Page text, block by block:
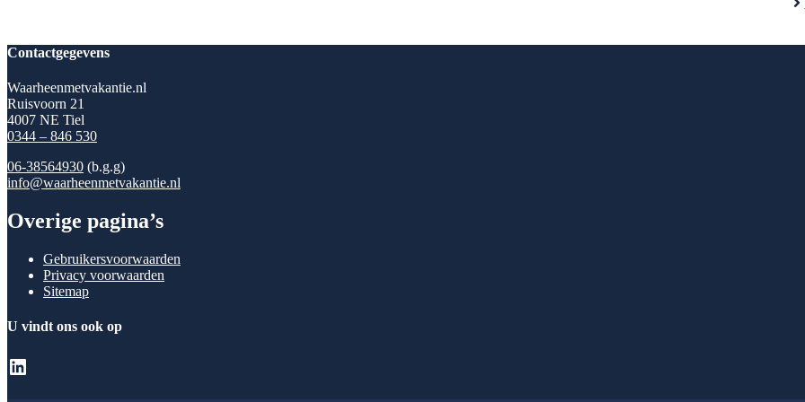
Contactgegevens
Waarheenmetvakantie.nl
Ruisvoorn 21
4007 NE Tiel
0344 – 846 530
06-38564930 (b.g.g)
info@waarheenmetvakantie.nl
Overige pagina’s
Gebruikersvoorwaarden
Privacy voorwaarden
Sitemap
U vindt ons ook op
LinkedIn